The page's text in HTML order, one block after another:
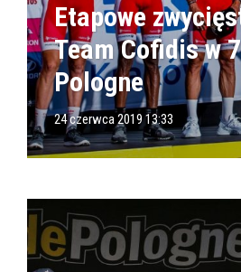
Etapowe
Team Cofidis w
Pologne
24 czerwca 2019 13:33